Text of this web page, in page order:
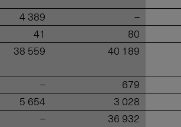
4 389 –
41 80
38 559 40 189
– 679
5 654 3 028
– 36 932